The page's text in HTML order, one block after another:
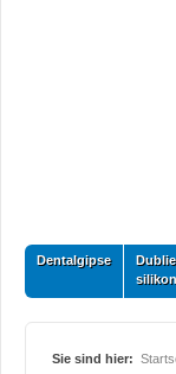
Dentalgipse
Sie sind hier: